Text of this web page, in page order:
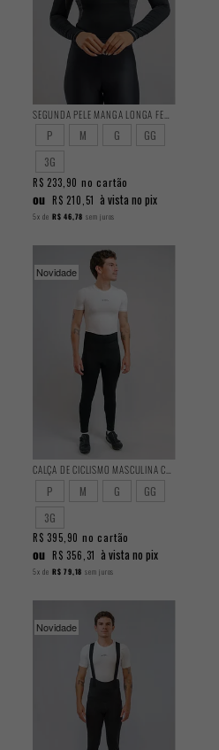
P M G
GG
3G
R$ 233,90 no cartão
ou R$ 210,51 à vista no pix
5x de R$ 46,78 sem juros
Novidade
CALÇA DE CICLISMO MASCULINA CLASSIC PELUCIADA
P M G
GG
3G
R$ 395,90 no cartão
ou R$ 356,31 à vista no pix
5x de R$ 79,18 sem juros
Novidade